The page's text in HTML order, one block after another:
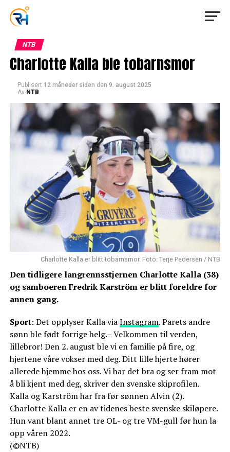
NTB
Charlotte Kalla ble tobarnsmor
Publisert 12 måneder siden den 9. august 2025
Av NTB
Charlotte Kalla er blitt tobarnsmor. Foto: Terje Pedersen / NTB
Den tidligere langrennsstjernen Charlotte Kalla (38)
og samboeren Fredrik Karström er blitt foreldre for
annen gang.
Sport: Det opplyser Kalla viaInstagram. Parets andre
sønn ble født forrige helg.– Velkommen til verden,
lillebror! Den 2. august ble vi en familie på fire, og
hjertene våre vokser med deg. Ditt lille hjerte hører
allerede hjemme hos oss. Vi har det bra og ser fram mot
å bli kjent med deg, skriver den svenske skiprofilen.
Kalla og Karström har fra før sønnen Alvin (2).
Charlotte Kalla er en av tidenes beste svenske skiløpere.
Hun vant blant annet tre OL- og tre VM-gull før hun la
opp våren 2022.
(©NTB)